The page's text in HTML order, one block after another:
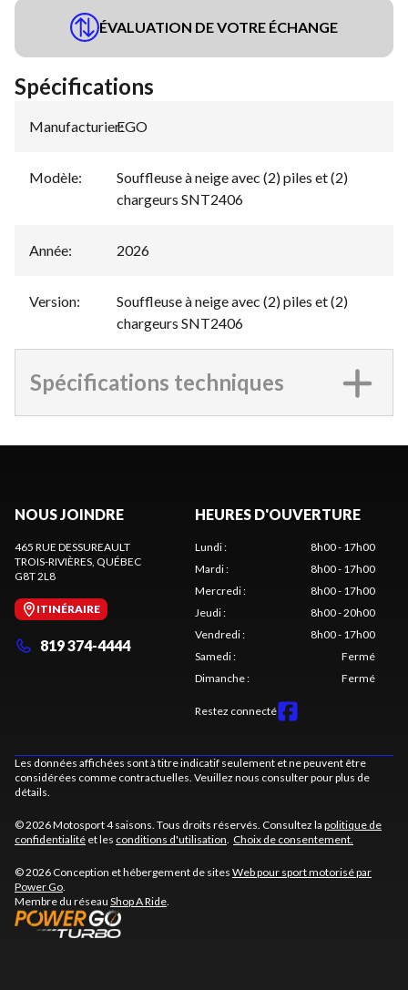
ÉVALUATION DE VOTRE ÉCHANGE
Spécifications
Manufacturier:
EGO
Modèle:
Souffleuse à neige avec (2) piles et (2)
chargeurs SNT2406
Année: 2026
Version:
Souffleuse à neige avec (2) piles et (2)
chargeurs SNT2406
Spécifications techniques
NOUS JOINDRE
465 RUE DESSUREAULT
TROIS-RIVIÈRES, QUÉBEC
G8T 2L8
ITINÉRAIRE
819 374-4444
HEURES D'OUVERTURE
Lundi:
8h00 - 17h00
Mardi:
8h00 - 17h00
Mercredi:
8h00 - 17h00
Jeudi:
8h00 - 20h00
Vendredi:
8h00 - 17h00
Samedi:
Fermé
Dimanche: Fermé
Restez connecté
Les données affichées sont à titre indicatif seulement et ne peuvent être
considérées comme contractuelles. Veuillez nous consulter pour plus de
détails.
© 2026 Motosport 4 saisons. Tous droits réservés. Consultez la politique de
confidentialité et les conditions d'utilisation. Choix de consentement.
© 2026 Conception et hébergement de sites Web pour sport motorisé par
Power Go.
Membre du réseau Shop A Ride.